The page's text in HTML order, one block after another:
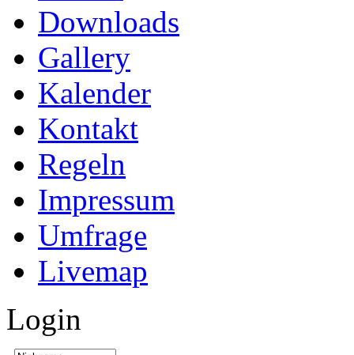
Downloads
Gallery
Kalender
Kontakt
Regeln
Impressum
Umfrage
Livemap
Login